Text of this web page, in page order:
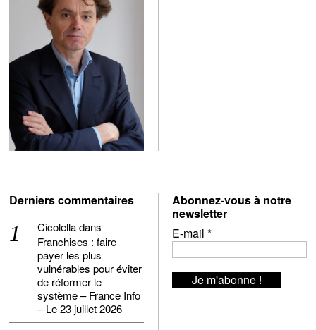
Derniers commentaires
Cicolelladans
Franchises : faire
payer les plus
vulnérables pour éviter
de réformer le
système – France Info
– Le 23 juillet 2026
Abonnez-vous à notre
newsletter
E-mail *